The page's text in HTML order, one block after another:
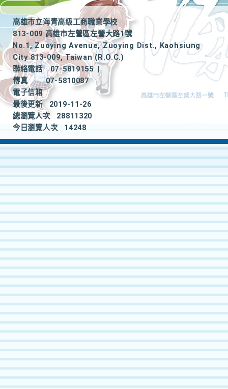
高雄市立海青高級工商職業學校
813-009 高雄市左營區左營大路1號
No.1, Zuoying Avenue, Zuoying Dist., Kaohsiung
City 813-009, Taiwan (R.O.C.)
聯絡電話
07-5819155
|
傳真
07-5810087
電子信箱
最後更新
2019-11-26
總瀏覽人次
28811320
今日瀏覽人次
14248